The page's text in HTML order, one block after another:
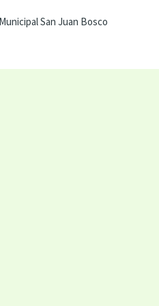
San Juan Bosco